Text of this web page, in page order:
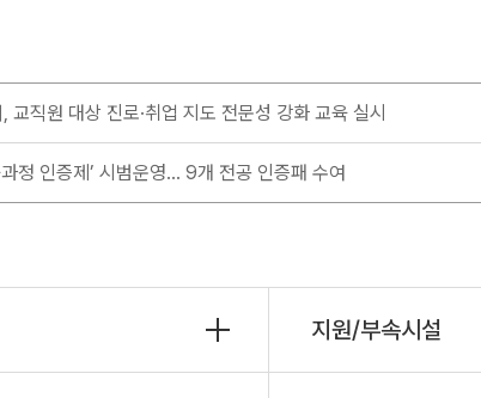
교직원 대상 진로·취업 지도 전문성 강화 교육 실시
정 인증제’ 시범운영… 9개 전공 인증패 수여
지원/부속시설